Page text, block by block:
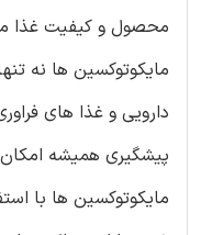
محصول و کیفیت غذا
مایکوتوکسین ها نه
دارویی و غذا های
پیشگیری همیشه
مایکوتوکسین ها با